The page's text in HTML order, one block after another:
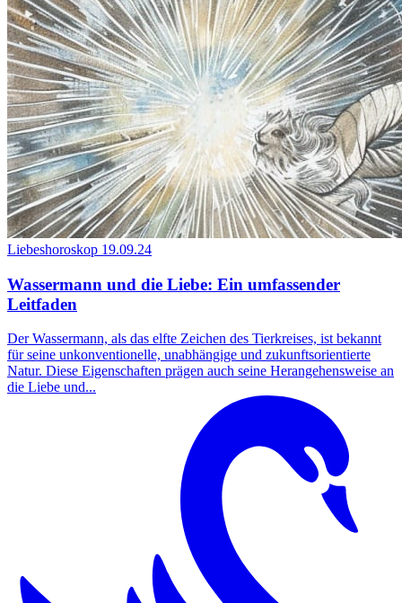
Liebeshoroskop 19.09.24
Wassermann und die Liebe: Ein umfassender
Leitfaden
Der Wassermann, als das elfte Zeichen des Tierkreises, ist bekannt
für seine unkonventionelle, unabhängige und zukunftsorientierte
Natur. Diese Eigenschaften prägen auch seine Herangehensweise an
die Liebe und...